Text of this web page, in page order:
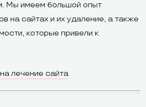
Мы имеем большой опыт
на сайтах и их удаление, а также
которые привели к
лечение сайта